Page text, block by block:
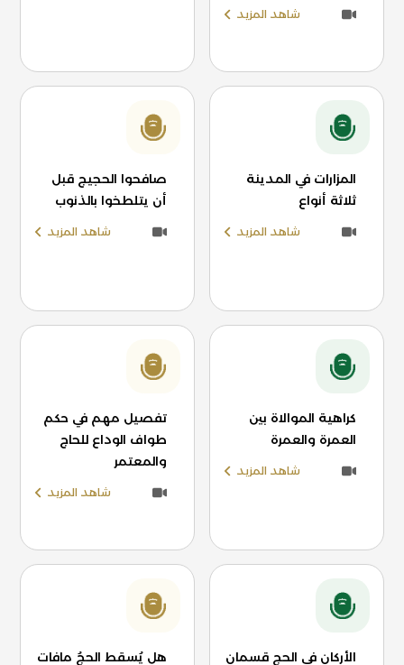
شاهد المزيد
المزارات في المدينة
ثلاثة أنواع
شاهد المزيد
صافحوا الحجيج قبل
أن يتلطخوا بالذنوب
شاهد المزيد
كراهية الموالاة بين
العمرة والعمرة
شاهد المزيد
تفصيل مهم في حكم
طواف الوداع للحاج
والمعتمر
شاهد المزيد
الأركان في الحج قسمان هل يُسقط الحجُ مافات